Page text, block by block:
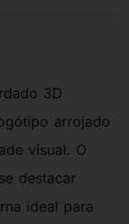
3D
arrojado
visual. O
destacar
ideal para